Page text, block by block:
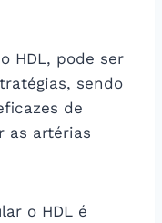
HDL, pode ser
sendo
de
as artérias
o HDL é